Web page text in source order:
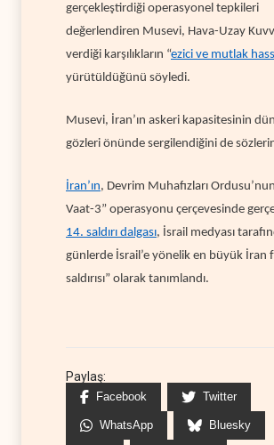
gerçekleştirdiği operasyonel tepkileri
değerlendiren Musevi, Hava-Uzay
verdiği karşılıkların “ezici ve mutlak
yürütüldüğünü söyledi.
Musevi, İran’ın askeri kapasitesinin
gözleri önünde sergilendiğini de
İran’ın, Devrim Muhafızları
Vaat-3” operasyonu çerçevesinde
14. saldırı dalgası, İsrail medyası
günlerde İsrail’e yönelik en büyük İran
saldırısı” olarak tanımlandı.
Paylaş:
Facebook Twitter
WhatsApp Bluesky